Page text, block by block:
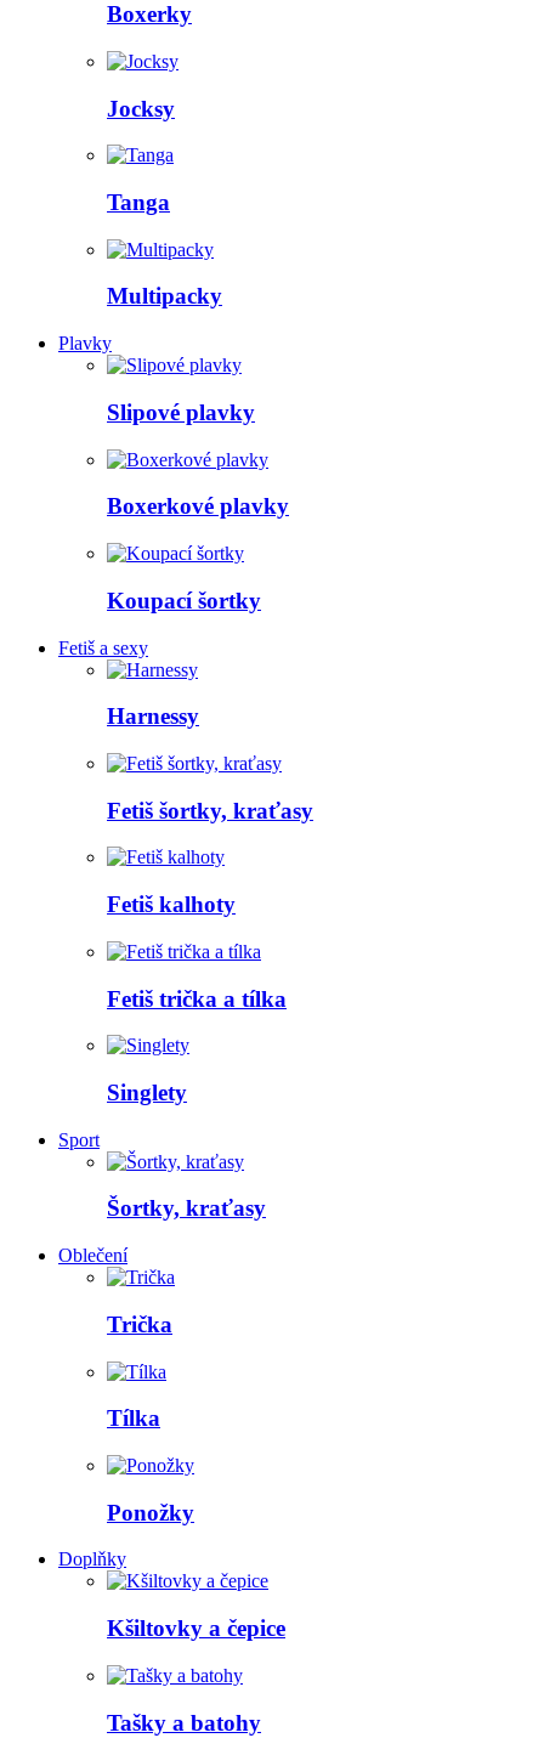
Boxerky
Jocksy
Tanga
Multipacky
Plavky
Slipové plavky
Boxerkové plavky
Koupací šortky
Fetiš a sexy
Harnessy
Fetiš šortky, kraťasy
Fetiš kalhoty
Fetiš trička a tílka
Singlety
Sport
Šortky, kraťasy
Oblečení
Trička
Tílka
Ponožky
Doplňky
Kšiltovky a čepice
Tašky a batohy